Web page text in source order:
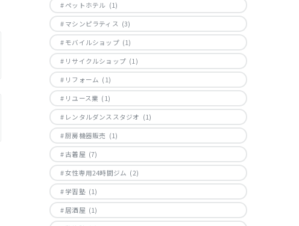
ペットホテル (1)
マシンピラティス (3)
モバイルショップ (1)
リサイクルショップ (1)
リフォーム (1)
リユース業 (1)
レンタルダンススタジオ (1)
厨房機器販売 (1)
古着屋 (7)
女性専用24時間ジム (2)
学習塾 (1)
居酒屋 (1)